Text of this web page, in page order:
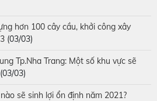
hơn 100 cây cầu, khởi công xây
(03/03)
Tp.Nha Trang: Một số khu vực sẽ
(03/03)
sẽ sinh lợi ổn định năm 2021?